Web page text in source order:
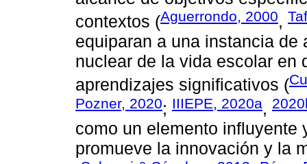
contextos (Aguerrondo, 2000,
equiparan a una instancia
nuclear de la vida escolar en
aprendizajes significativos (
Pozner, 2020; IIIEPE, 2020a,
como un elemento influyente
promueve la innovación y la